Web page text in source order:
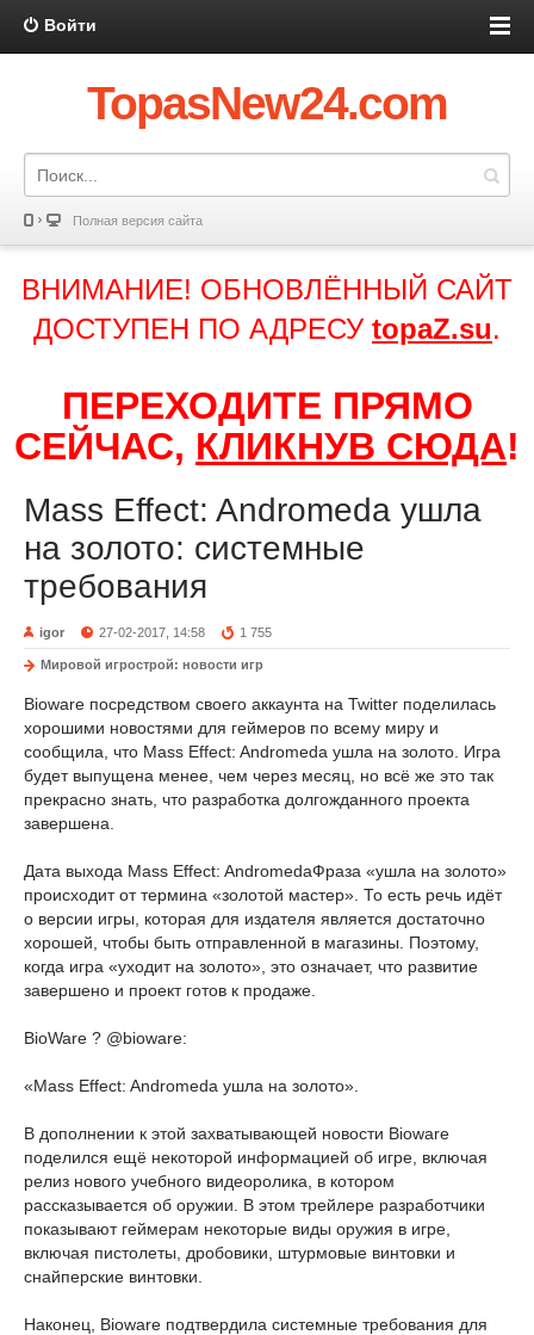
Войти
TopasNew24.com
Полная версия сайта
ВНИМАНИЕ! ОБНОВЛЁННЫЙ САЙТ
ДОСТУПЕН ПО АДРЕСУ topaZ.su.
ПЕРЕХОДИТЕ ПРЯМО
СЕЙЧАС, КЛИКНУВ СЮДА!
Mass Effect: Andromeda ушла
на золото: системные
требования
igor 27-02-2017, 14:58 1 755
Мировой игрострой: новости игр
Bioware посредством своего аккаунта на Twitter поделилась
хорошими новостями для геймеров по всему миру и
сообщила, что Mass Effect: Andromeda ушла на золото. Игра
будет выпущена менее, чем через месяц, но всё же это так
прекрасно знать, что разработка долгожданного проекта
завершена.
Дата выхода Mass Effect: AndromedaФраза «ушла на золото»
происходит от термина «золотой мастер». То есть речь идёт
о версии игры, которая для издателя является достаточно
хорошей, чтобы быть отправленной в магазины. Поэтому,
когда игра «уходит на золото», это означает, что развитие
завершено и проект готов к продаже.
BioWare ? @bioware:
«Mass Effect: Andromeda ушла на золото».
В дополнении к этой захватывающей новости Bioware
поделился ещё некоторой информацией об игре, включая
релиз нового учебного видеоролика, в котором
рассказывается об оружии. В этом трейлере разработчики
показывают геймерам некоторые виды оружия в игре,
включая пистолеты, дробовики, штурмовые винтовки и
снайперские винтовки.
Наконец, Bioware подтвердила системные требования для